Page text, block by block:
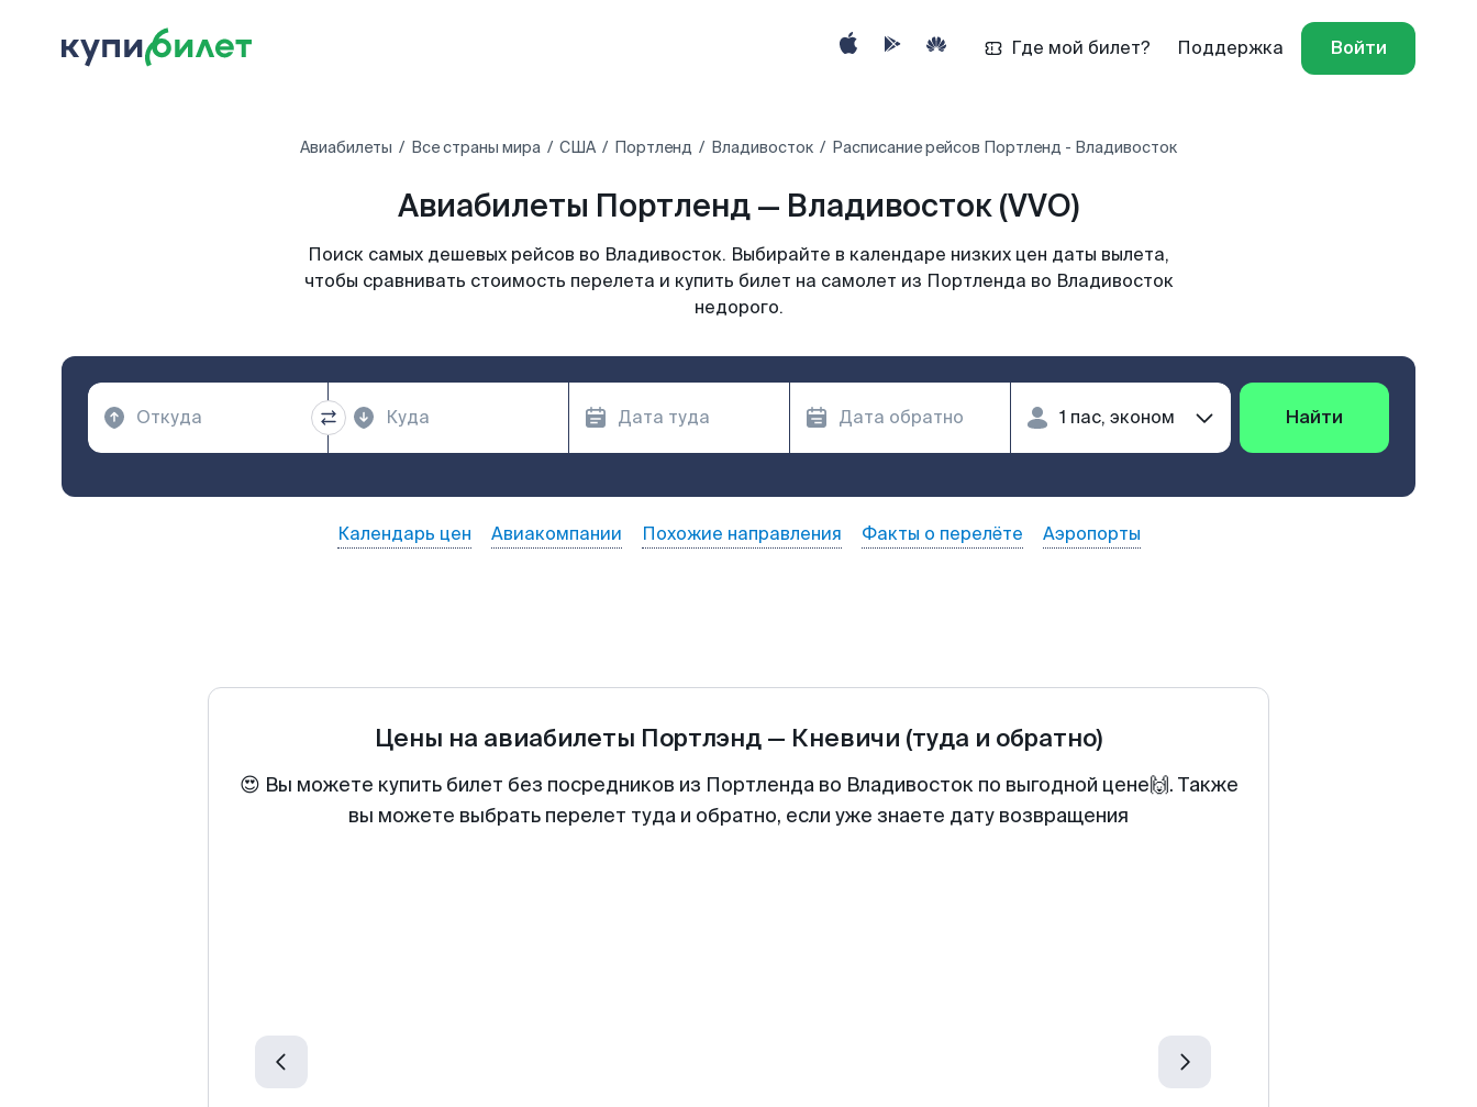
Где мой билет? Поддержка Войти
Авиабилеты Все страны мира США Портленд Владивосток Расписание рейсов Портленд - Владивосток
Авиабилеты Портленд — Владивосток (VVO)
Поиск самых дешевых рейсов во Владивосток. Выбирайте в календаре низких цен даты вылета,
чтобы сравнивать стоимость перелета и купить билет на самолет из Портленда во Владивосток
недорого.
Найти
Календарь цен Авиакомпании Похожие направления Факты о перелёте Аэропорты
Цены на авиабилеты Портлэнд — Кневичи (туда и обратно)
😍 Вы можете купить билет без посредников из Портленда во Владивосток по выгодной цене🙌. Также
вы можете выбрать перелет туда и обратно, если уже знаете дату возвращения